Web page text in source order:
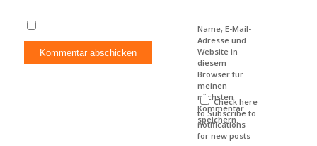
Name, E-Mail-
Adresse und
Website in
diesem
Browser für
meinen
nächsten
Kommentar
speichern.
Check here
to Subscribe to
notifications
for new posts